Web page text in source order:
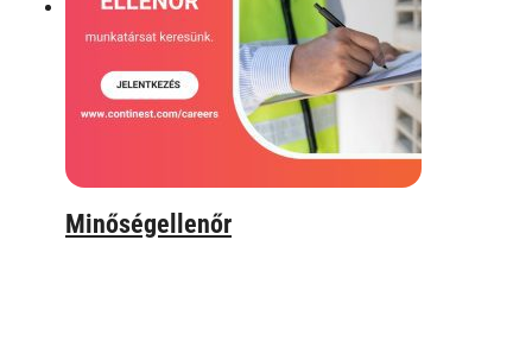
Minőségellenőr